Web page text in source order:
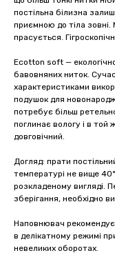
постільна білизна
приємною до тіла
прасується.
Ecotton soft —
бавовняних ниток.
характеристиками
подушок для
потребує більш
поглинає вологу і в той
довговічний.
Догляд: прати
температурі не вище
розкладеному вигляді.
зберігання, необхідно
Наповнювач
в делікатному режимі
невеликих оборотах.